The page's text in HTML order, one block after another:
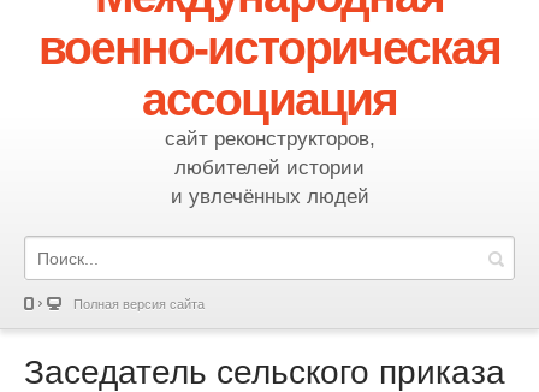
военно-историческая
ассоциация
сайт реконструкторов,
любителей истории
и увлечённых людей
Полная версия сайта
Заседатель сельского приказа